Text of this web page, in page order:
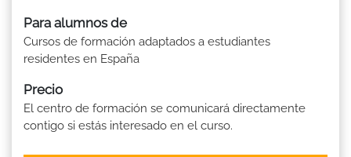
Para alumnos de
Cursos de formación adaptados a estudiantes
residentes en España
Precio
El centro de formación se comunicará directamente
contigo si estás interesado en el curso.